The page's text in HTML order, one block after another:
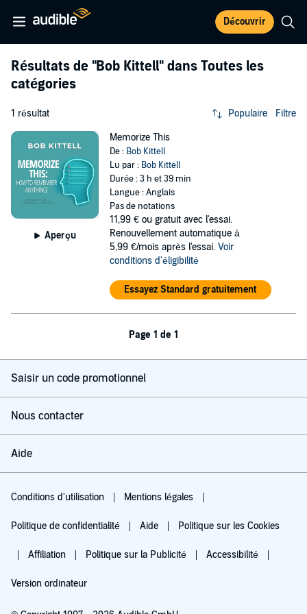
Découvrir
Résultats de "Bob Kittell" dans Toutes les
catégories
1 résultat Populaire Filtre
Aperçu
Memorize This
De : Bob Kittell
Lu par : Bob Kittell
Durée : 3 h et 39 min
Langue : Anglais
Pas de notations
11,99 € ou gratuit avec l'essai.
Renouvellement automatique à
5,99 €/mois après l'essai. Voir
conditions d'éligibilité
Essayez Standard gratuitement
Page 1 de 1
Saisir un code promotionnel
Nous contacter
Aide
Conditions d'utilisation Mentions légales
Politique de confidentialité Aide Politique sur les Cookies
Affiliation Politique sur la Publicité Accessibilité
Version ordinateur